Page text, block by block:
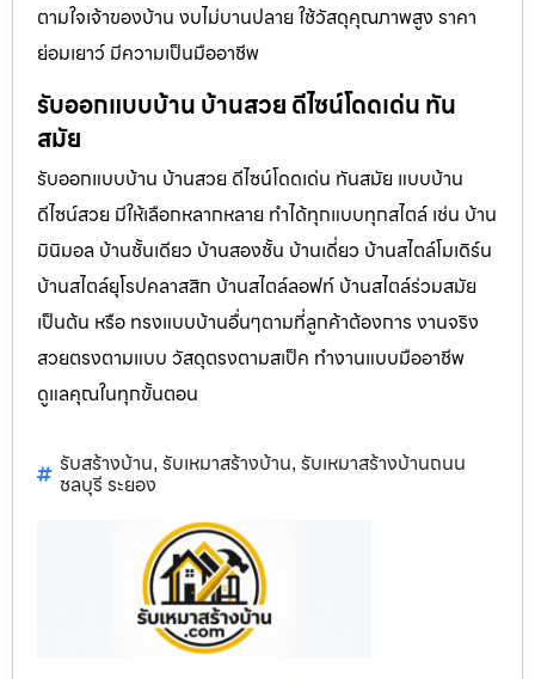
ตามใจเจ้าของบ้าน งบไม่บานปลาย ใช้วัสดุคุณภาพสูง ราคา
ย่อมเยาว์ มีความเป็นมืออาชีพ
รับออกแบบบ้าน บ้านสวย ดีไซน์โดดเด่น ทัน
สมัย
รับออกแบบบ้าน บ้านสวย ดีไซน์โดดเด่น ทันสมัย แบบบ้าน
ดีไซน์สวย มีให้เลือกหลากหลาย ทำได้ทุกแบบทุกสไตล์ เช่น บ้าน
มินิมอล บ้านชั้นเดียว บ้านสองชั้น บ้านเดี่ยว บ้านสไตล์โมเดิร์น
บ้านสไตล์ยุโรปคลาสสิก บ้านสไตล์ลอฟท์ บ้านสไตล์ร่วมสมัย
เป็นต้น หรือ ทรงแบบบ้านอื่นๆตามที่ลูกค้าต้องการ งานจริง
สวยตรงตามแบบ วัสดุตรงตามสเป็ค ทำงานแบบมืออาชีพ
ดูแลคุณในทุกขั้นตอน
รับสร้างบ้าน, รับเหมาสร้างบ้าน, รับเหมาสร้างบ้านถนน
ชลบุรี ระยอง